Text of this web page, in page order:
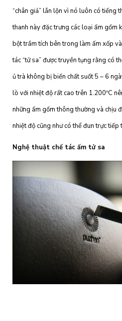
“chân giả” lẫn lộn vì nó luôn có tiếng
thanh này đặc trưng các loại ấm gốm
bột trầm tích bên trong làm ấm xốp
tác “tử sa” được truyền tụng rằng có
ủ trà không bị biến chất suốt 5 – 6
lò với nhiệt độ rất cao trên 1.200ºC
những ấm gốm thông thường và chịu
nhiệt độ cũng như có thể đun trực tiếp
Nghệ thuật chế tác ấm tử sa